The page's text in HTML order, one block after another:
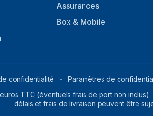
Assurances
Box & Mobile
confidentialité Paramètres de
TTC (éventuels frais de port non
délais et frais de livraison peuvent être